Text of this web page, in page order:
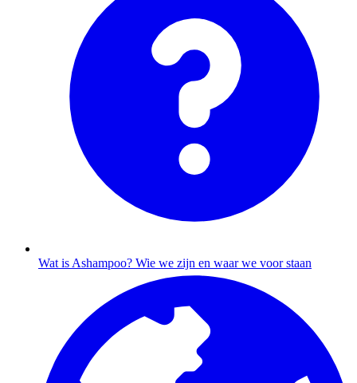
Wat is Ashampoo? Wie we zijn en waar we voor staan